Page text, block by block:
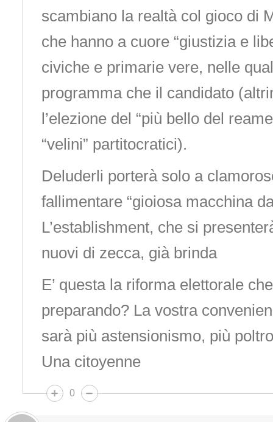
scambiano la realtà col gioco di
che hanno a cuore “giustizia e
civiche e primarie vere, nelle
programma che il candidato
l’elezione del “più bello del
“velini” partitocratici).
Deluderli porterà solo a
fallimentare “gioiosa macchina
L’establishment, che si
nuovi di zecca, già brinda
E’ questa la riforma elettorale
preparando? La vostra
sarà più astensionismo, più
Una citoyenne
0